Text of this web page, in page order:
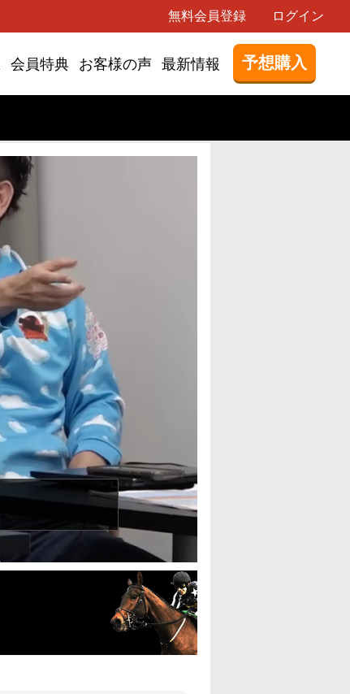
無料会員登録 ログイン
会員特典 お客様の声 最新情報 予想購入